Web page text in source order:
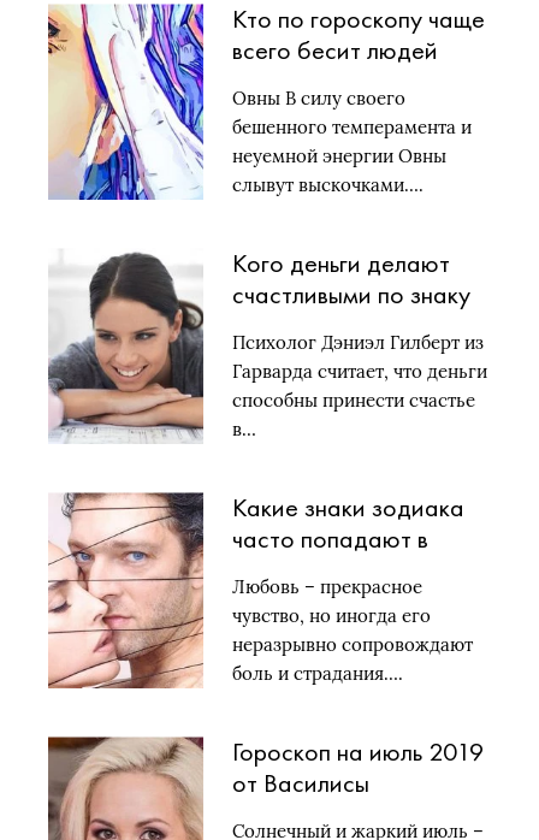
Кто по гороскопу чаще
всего бесит людей
Овны В силу своего
бешенного темперамента и
неуемной энергии Овны
слывут выскочками….
Кого деньги делают
счастливыми по знаку
Психолог Дэниэл Гилберт из
Гарварда считает, что деньги
способны принести счастье
в…
Какие знаки зодиака
часто попадают в
любовную зависимость
Любовь – прекрасное
чувство, но иногда его
неразрывно сопровождают
боль и страдания….
Гороскоп на июль 2019
от Василисы
Солнечный и жаркий июль –